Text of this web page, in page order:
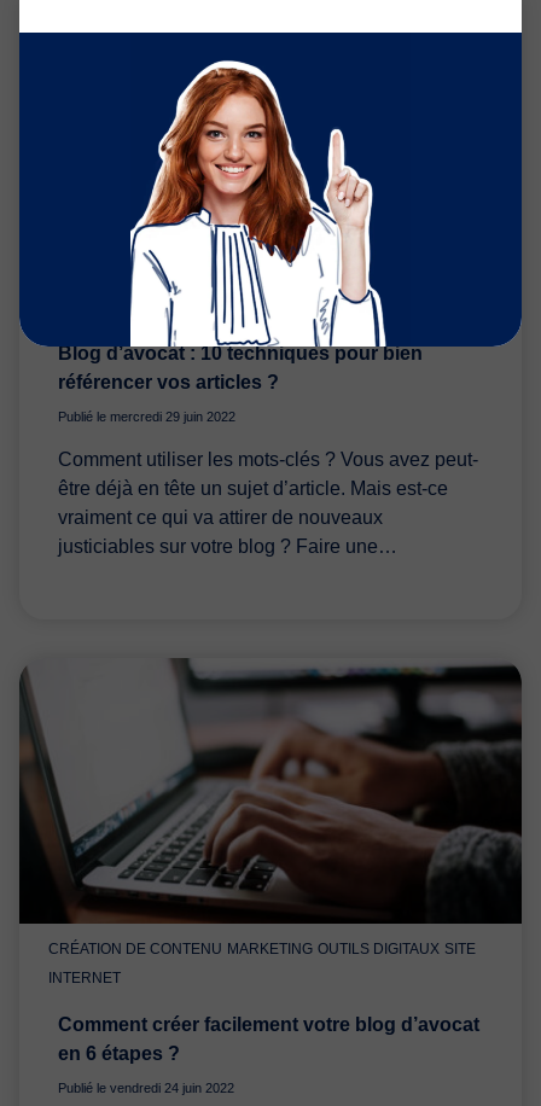
CRÉATION DE CONTENU MARKETING OUTILS DIGITAUX
Blog d’avocat : 10 techniques pour bien
référencer vos articles ?
Publié le mercredi 29 juin 2022
Comment utiliser les mots-clés ? Vous avez peut-
être déjà en tête un sujet d’article. Mais est-ce
vraiment ce qui va attirer de nouveaux
justiciables sur votre blog ? Faire une…
CRÉATION DE CONTENU MARKETING OUTILS DIGITAUX SITE
INTERNET
Comment créer facilement votre blog d’avocat
en 6 étapes ?
Publié le vendredi 24 juin 2022